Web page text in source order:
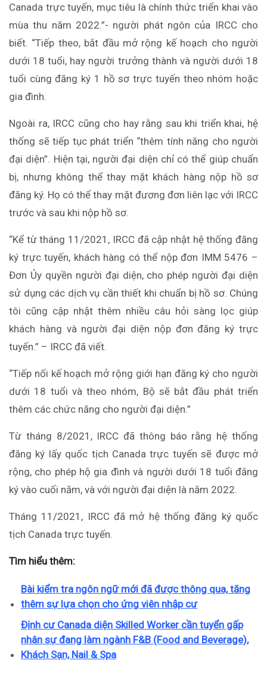
Canada trực tuyến, mục tiêu là chính thức triển khai vào
mùa thu năm 2022.”- người phát ngôn của IRCC cho
biết. “Tiếp theo, bắt đầu mở rộng kế hoạch cho người
dưới 18 tuổi, hay người trưởng thành và người dưới 18
tuổi cùng đăng ký 1 hồ sơ trực tuyến theo nhóm hoặc
gia đình.
Ngoài ra, IRCC cũng cho hay rằng sau khi triển khai, hệ
thống sẽ tiếp tục phát triển “thêm tính năng cho người
đại diện”. Hiện tại, người đại diện chỉ có thể giúp chuẩn
bị, nhưng không thể thay mặt khách hàng nộp hồ sơ
đăng ký. Họ có thể thay mặt đương đơn liên lạc với IRCC
trước và sau khi nộp hồ sơ.
“Kể từ tháng 11/2021, IRCC đã cập nhật hệ thống đăng
ký trực tuyến, khách hàng có thể nộp đơn IMM 5476 –
Đơn Ủy quyền người đại diện, cho phép người đại diện
sử dụng các dịch vụ cần thiết khi chuẩn bị hồ sơ. Chúng
tôi cũng cập nhật thêm nhiều câu hỏi sàng lọc giúp
khách hàng và người đại diện nộp đơn đăng ký trực
tuyến.” – IRCC đã viết.
“Tiếp nối kế hoạch mở rộng giới hạn đăng ký cho người
dưới 18 tuổi và theo nhóm, Bộ sẽ bắt đầu phát triển
thêm các chức năng cho người đại diện.”
Từ tháng 8/2021, IRCC đã thông báo rằng hệ thống
đăng ký lấy quốc tịch Canada trực tuyến sẽ được mở
rộng, cho phép hộ gia đình và người dưới 18 tuổi đăng
ký vào cuối năm, và với người đại diện là năm 2022.
Tháng 11/2021, IRCC đã mở hệ thống đăng ký quốc
tịch Canada trực tuyến.
Tìm hiểu thêm:
Bài kiểm tra ngôn ngữ mới đã được thông qua, tăng
thêm sự lựa chọn cho ứng viên nhập cư
Định cư Canada diện Skilled Worker cần tuyển gấp
nhân sự đang làm ngành F&B (Food and Beverage),
Khách Sạn, Nail & Spa